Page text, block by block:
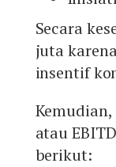
Secara
juta
insentif
atau
berikut: